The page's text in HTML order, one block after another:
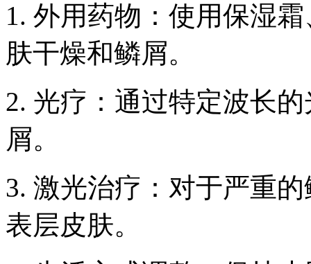
1. 外用药物：使用保湿
肤干燥和鳞屑。
2. 光疗：通过特定波长
屑。
3. 激光治疗：对于严重
表层皮肤。